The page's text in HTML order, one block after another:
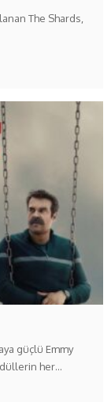
The Shards,
güçlü Emmy
her…